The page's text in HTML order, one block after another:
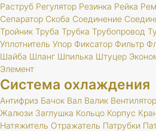
Раструб Регулятор Резинка Рейка
Сепаратор Скоба Соединение
Тройник Труба Трубка Трубопровод
Уплотнитель Упор Фиксатор Фильтр
Шайба Шланг Шпилька Штуцер
Элемент
Система охлаждения
Антифриз Бачок Вал Валик Вентилятор
Жалюзи Заглушка Кольцо Корпус
Натяжитель Отражатель Патрубки